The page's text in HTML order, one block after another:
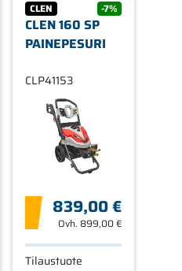
CLEN -7%
CLEN 160 SP
PAINEPESURI
CLP41153
839,00 €
Ovh. 899,00 €
Tilaustuote